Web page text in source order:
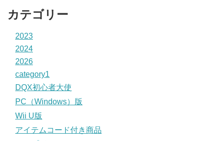
カテゴリー
2023
2024
2026
category1
DQX初心者大使
PC（Windows）版
Wii U版
アイテムコード付き商品